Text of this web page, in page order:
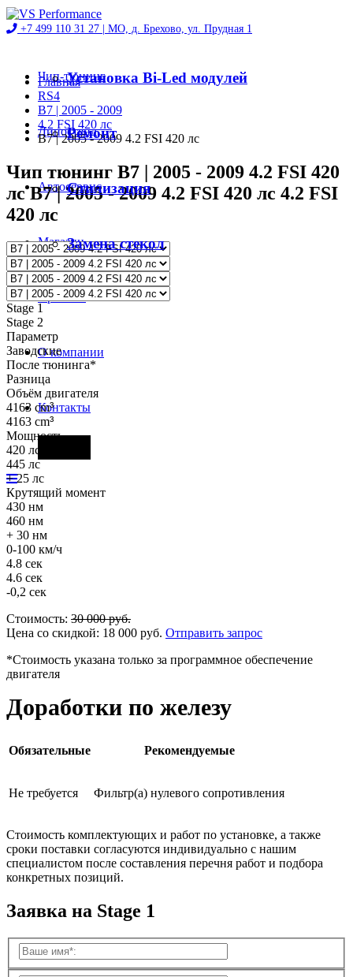
+7 499 110 31 27 | МО, д. Брехово, ул. Прудная 1
Чип-тюнинг
Диностенд
Автосервис
Магазин
Проекты
О компании
Контакты
Установка Bi-Led модулей
Ремонт
Стилизация
Замена стекол
Главная
RS4
B7 | 2005 - 2009
4.2 FSI 420 лс
B7 | 2005 - 2009 4.2 FSI 420 лс
Чип тюнинг B7 | 2005 - 2009 4.2 FSI 420
лс B7 | 2005 - 2009 4.2 FSI 420 лс 4.2 FSI
420 лс
Stage 1
Stage 2
Параметр
Заводские
После тюнинга*
Разница
Объём двигателя
4163 cm³
4163 cm³
Мощность
420 лс
445 лс
+ 25 лс
Крутящий момент
430 нм
460 нм
+ 30 нм
0-100 км/ч
4.8 сек
4.6 сек
-0,2 сек
Стоимость: 30 000руб.
Цена со скидкой: 18 000 руб. Отправить запрос
*Стоимость указана только за программное обеспечение
двигателя
Доработки по железу
Обязательные Рекомендуемые
Не требуется Фильтр(а) нулевого сопротивления
Стоимость комплектующих и работ по установке, а также
сроки поставки согласуются индивидуально с нашим
специалистом после составления перечня работ и подбора
конкретных позиций.
Заявка на Stage 1